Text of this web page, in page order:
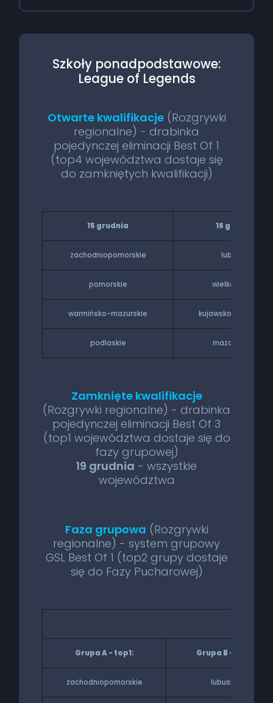
Szkoły ponadpodstawowe:
League of Legends
Otwarte kwalifikacje(Rozgrywki
regionalne) - drabinka
pojedynczej eliminacji Best Of 1
(top4 województwa dostaje się
do zamkniętych kwalifikacji)
15 grudnia 16 grudnia
zachodniopomorskie lubuskie
pomorskie wielkopolskie
warmińsko-mazurskie kujawsko-
podlaskie mazowieckie
Zamknięte kwalifikacje
(Rozgrywki regionalne) - drabinka
pojedynczej eliminacji Best Of 3
(top1 województwa dostaje się do
fazy grupowej)
19 grudnia - wszystkie
województwa
Faza grupowa (Rozgrywki
regionalne) - system grupowy
GSL Best Of 1 (top2 grupy dostaje
się do Fazy Pucharowej)
Grupa A - top1: Grupa B - top1:
zachodniopomorskie lubuskie